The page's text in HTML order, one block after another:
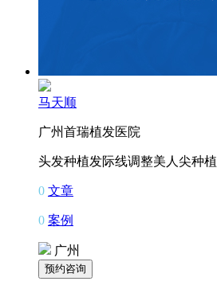
马天顺
广州首瑞植发医院
头发种植发际线调整美人尖种植
0 文章
0 案例
广州